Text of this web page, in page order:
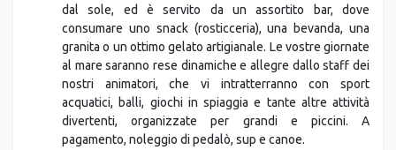
dal sole, ed è servito da un assortito bar, dove
consumare uno snack (rosticceria), una bevanda, una
granita o un ottimo gelato artigianale. Le vostre giornate
al mare saranno rese dinamiche e allegre dallo staff dei
nostri animatori, che vi intratterranno con sport
acquatici, balli, giochi in spiaggia e tante altre attività
divertenti, organizzate per grandi e piccini. A
pagamento, noleggio di pedalò, sup e canoe.